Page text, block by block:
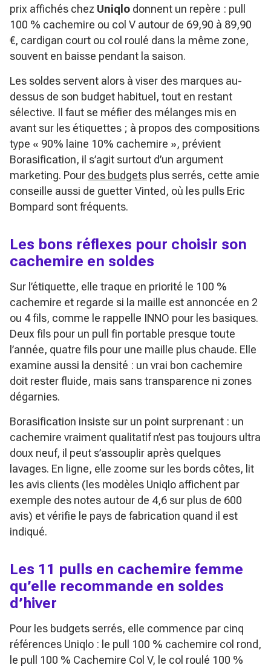
prix affichés chez Uniqlo donnent un repère : pull
100 % cachemire ou col V autour de 69,90 à 89,90
€, cardigan court ou col roulé dans la même zone,
souvent en baisse pendant la saison.
Les soldes servent alors à viser des marques au-
dessus de son budget habituel, tout en restant
sélective. Il faut se méfier des mélanges mis en
avant sur les étiquettes ; à propos des compositions
type « 90% laine 10% cachemire », prévient
Borasification, il s’agit surtout d’un argument
marketing. Pour des budgets plus serrés, cette amie
conseille aussi de guetter Vinted, où les pulls Eric
Bompard sont fréquents.
Les bons réflexes pour choisir son
cachemire en soldes
Sur l’étiquette, elle traque en priorité le 100 %
cachemire et regarde si la maille est annoncée en 2
ou 4 fils, comme le rappelle INNO pour les basiques.
Deux fils pour un pull fin portable presque toute
l’année, quatre fils pour une maille plus chaude. Elle
examine aussi la densité : un vrai bon cachemire
doit rester fluide, mais sans transparence ni zones
dégarnies.
Borasification insiste sur un point surprenant : un
cachemire vraiment qualitatif n’est pas toujours ultra
doux neuf, il peut s’assouplir après quelques
lavages. En ligne, elle zoome sur les bords côtes, lit
les avis clients (les modèles Uniqlo affichent par
exemple des notes autour de 4,6 sur plus de 600
avis) et vérifie le pays de fabrication quand il est
indiqué.
Les 11 pulls en cachemire femme
qu’elle recommande en soldes
d’hiver
Pour les budgets serrés, elle commence par cinq
références Uniqlo : le pull 100 % cachemire col rond,
le pull 100 % Cachemire Col V, le col roulé 100 %